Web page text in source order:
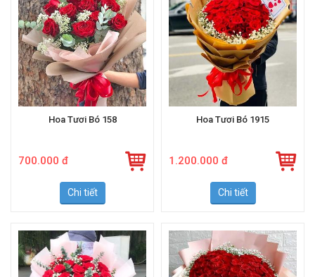
Chi tiết Chi tiết